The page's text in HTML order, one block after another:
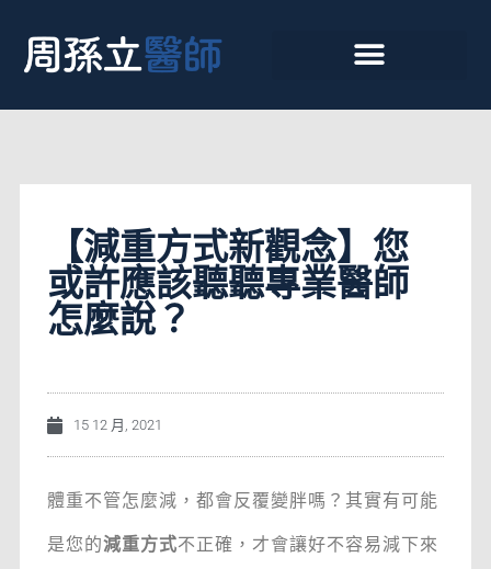
【減重方式新觀念】您
或許應該聽聽專業醫師
怎麼說？
15 12 月, 2021
體重不管怎麼減，都會反覆變胖嗎？其實有可能
是您的減重方式不正確，才會讓好不容易減下來